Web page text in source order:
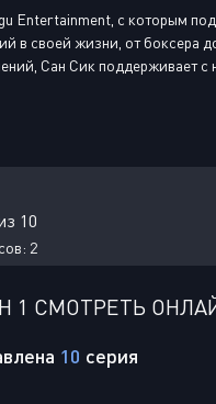
Entertainment, с которым
своей жизни, от боксера
Сан Сик поддерживает
10
2
1 СМОТРЕТЬ
10 серия